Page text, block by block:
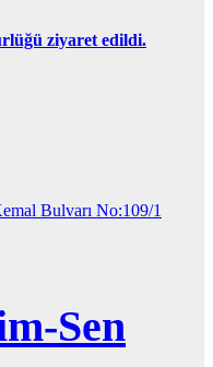
ziyaret edildi.
Bulvarı No:109/1
Sen